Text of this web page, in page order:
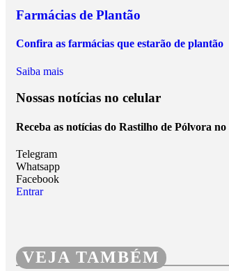
Farmácias de Plantão
Confira as farmácias que estarão de plantão
Saiba mais
Nossas notícias no celular
Receba as notícias do Rastilho de Pólvora
Telegram
Whatsapp
Facebook
Entrar
VEJA TAMBÉM